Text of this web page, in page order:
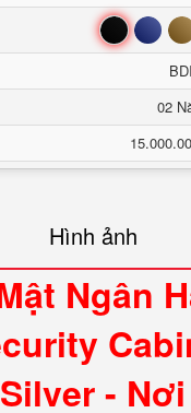
Đen Xanh
BDI
02
Hình ảnh
Ngân
-